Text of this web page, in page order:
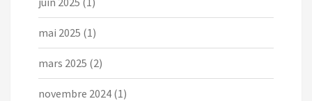
mai 2025 (1)
mars 2025 (2)
novembre 2024 (1)